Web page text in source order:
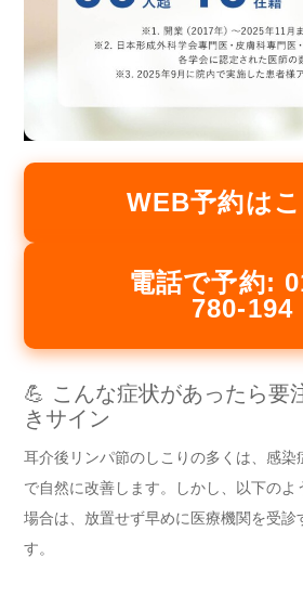
WEB予約は
電話で予約:
780-194
💪 こんな症状があったら要
きサイン
耳介後リンパ節のしこりの多くは、感染
で自然に改善します。しかし、以下のよ
場合は、放置せず早めに医療機関を受診
す。